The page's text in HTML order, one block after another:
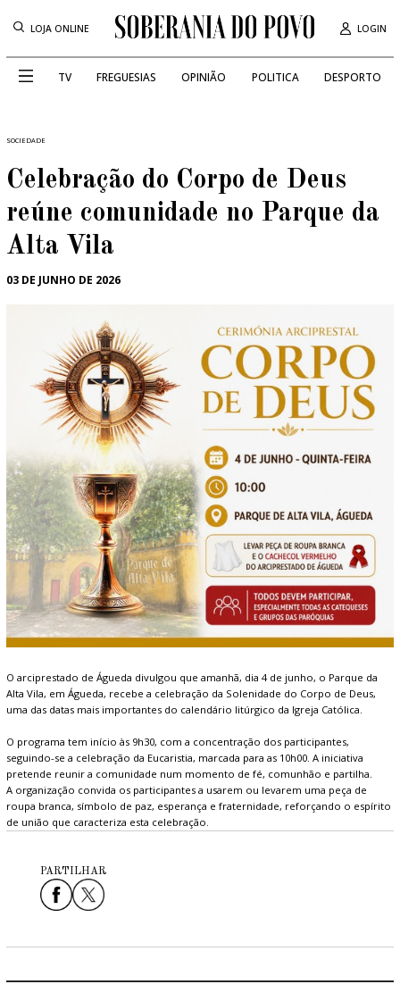
LOJA ONLINE LOGIN
TV FREGUESIAS OPINIÃO POLITICA DESPORTO
SOCIEDADE
Celebração do Corpo de Deus
reúne comunidade no Parque da
Alta Vila
03 DE JUNHO DE 2026
O arciprestado de Águeda divulgou que amanhã, dia 4 de junho, o Parque da
Alta Vila, em Águeda, recebe a celebração da Solenidade do Corpo de Deus,
uma das datas mais importantes do calendário litúrgico da Igreja Católica.
O programa tem início às 9h30, com a concentração dos participantes,
seguindo-se a celebração da Eucaristia, marcada para as 10h00. A iniciativa
pretende reunir a comunidade num momento de fé, comunhão e partilha.
A organização convida os participantes a usarem ou levarem uma peça de
roupa branca, símbolo de paz, esperança e fraternidade, reforçando o espírito
de união que caracteriza esta celebração.
PARTILHAR